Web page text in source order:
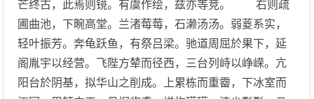
芒终古，此焉则镜。有虞作绘，兹亦等竞。 右则疏
圃曲池，下畹高堂。兰渚莓莓，石濑汤汤。弱葼系实，
轻叶振芳。奔龟跃鱼，有祭吕梁。驰道周屈於果下，延
阁胤宇以经营。飞陛方辇而径西，三台列峙以峥嵘。亢
阳台於阴基，拟华山之削成。上累栋而重霤，下冰室而